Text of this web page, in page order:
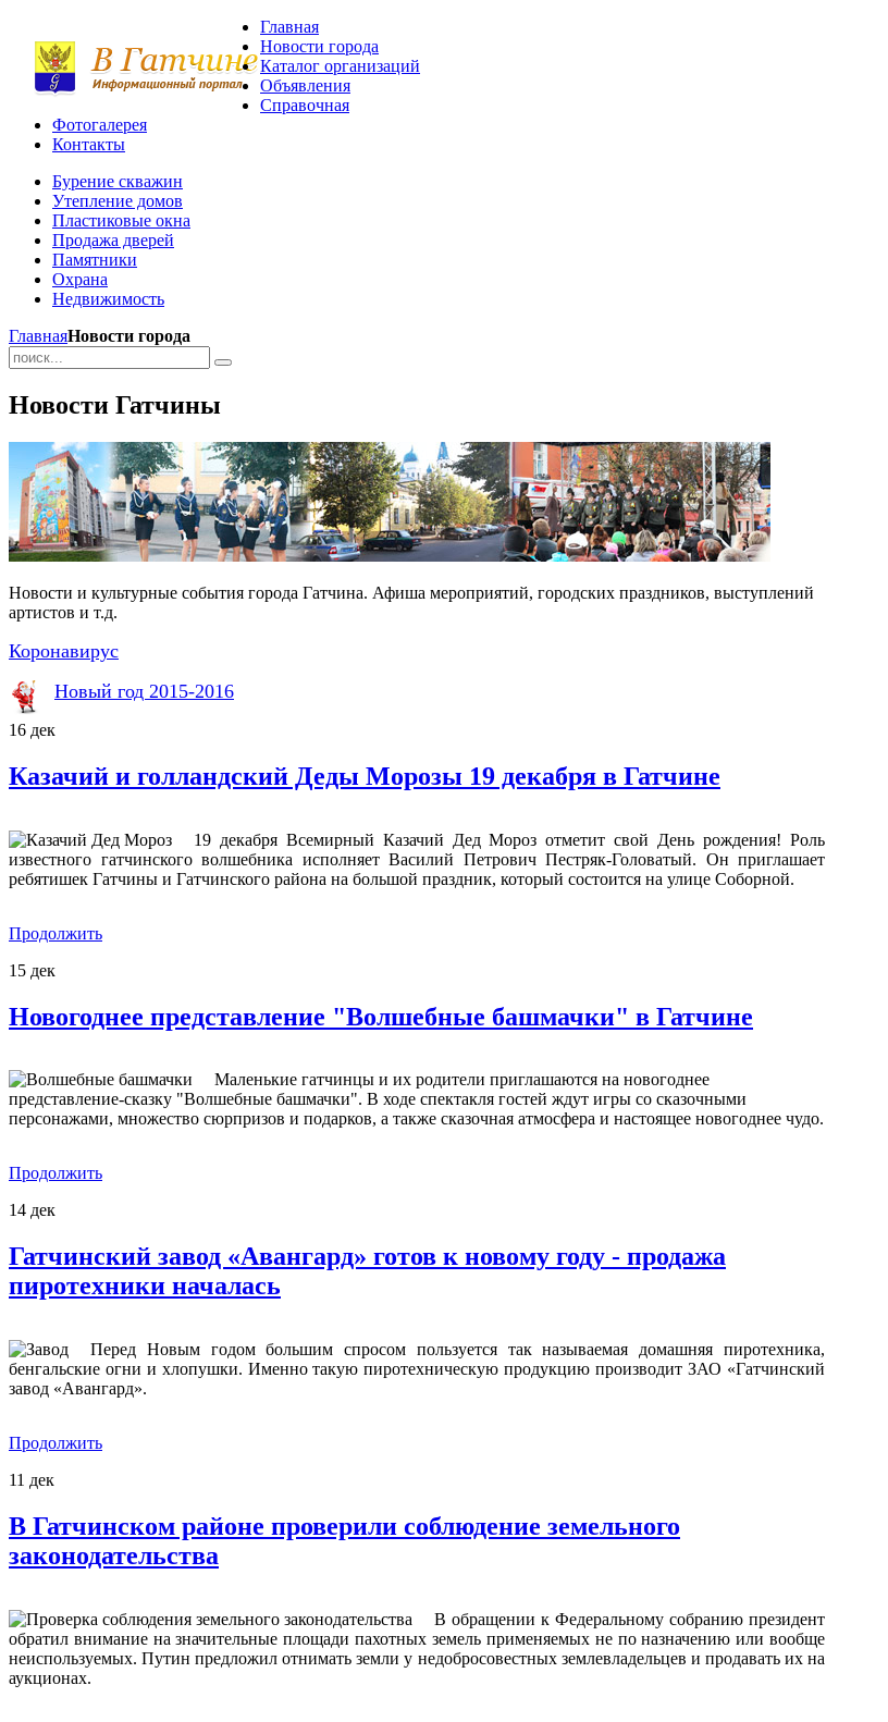
Главная
Новости города
Каталог организаций
Объявления
Справочная
Фотогалерея
Контакты
Бурение скважин
Утепление домов
Пластиковые окна
Продажа дверей
Памятники
Охрана
Недвижимость
ГлавнаяНовости города
Новости Гатчины
Новости и культурные события города Гатчина. Афиша мероприятий, городских праздников, выступлений
артистов и т.д.
Коронавирус
Новый год 2015-2016
16 дек
Казачий и голландский Деды Морозы 19 декабря в Гатчине
19 декабря Всемирный Казачий Дед Мороз отметит свой День рождения! Роль
известного гатчинского волшебника исполняет Василий Петрович Пестряк-Головатый. Он приглашает
ребятишек Гатчины и Гатчинского района на большой праздник, который состоится на улице Соборной.
Продолжить
15 дек
Новогоднее представление "Волшебные башмачки" в Гатчине
Маленькие гатчинцы и их родители приглашаются на новогоднее
представление-сказку "Волшебные башмачки". В ходе спектакля гостей ждут игры со сказочными
персонажами, множество сюрпризов и подарков, а также сказочная атмосфера и настоящее новогоднее чудо.
Продолжить
14 дек
Гатчинский завод «Авангард» готов к новому году - продажа
пиротехники началась
Перед Новым годом большим спросом пользуется так называемая домашняя пиротехника,
бенгальские огни и хлопушки. Именно такую пиротехническую продукцию производит ЗАО «Гатчинский
завод «Авангард».
Продолжить
11 дек
В Гатчинском районе проверили соблюдение земельного
законодательства
В обращении к Федеральному собранию президент
обратил внимание на значительные площади пахотных земель применяемых не по назначению или вообще
неиспользуемых. Путин предложил отнимать земли у недобросовестных землевладельцев и продавать их на
аукционах.